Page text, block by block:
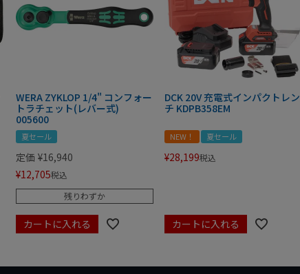
WERA ZYKLOP 1/4" コンフォー
トラチェット(レバー式)
005600
夏セール
定価 ¥16,940
¥12,705税込
残りわずか
カートに入れる
DCK 20V 充電式インパクトレン
チ KDPB358EM
NEW！ 夏セール
¥28,199税込
カートに入れる